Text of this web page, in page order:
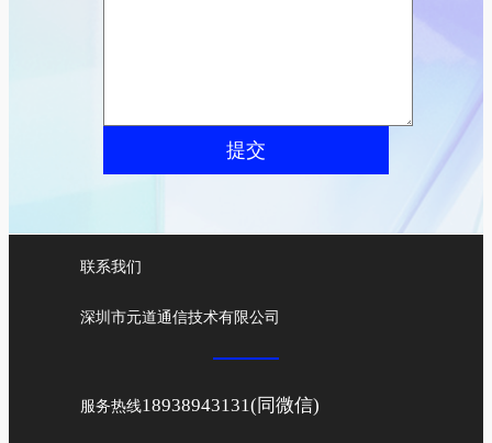
提交
联系我们
深圳市元道通信技术有限公司
服务热线18938943131(同微信)